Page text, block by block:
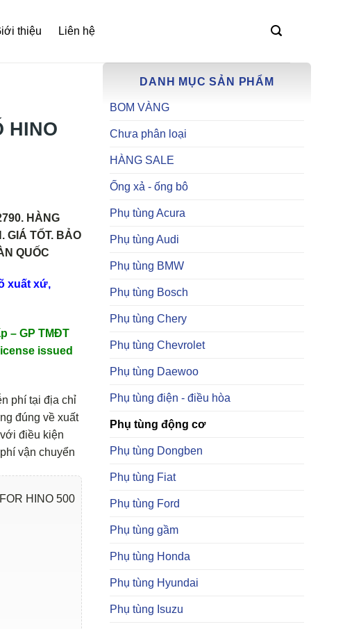
thiệu Liên hệ
DANH MỤC SẢN PHẨM
BOM VÀNG
Chưa phân loại
HÀNG SALE
Ống xả - ống bô
Phụ tùng Acura
Phụ tùng Audi
Phụ tùng BMW
Phụ tùng Bosch
Phụ tùng Chery
Phụ tùng Chevrolet
Phụ tùng Daewoo
Phụ tùng điện - điều hòa
Phụ tùng động cơ
Phụ tùng Dongben
Phụ tùng Fiat
Phụ tùng Ford
Phụ tùng gầm
Phụ tùng Honda
Phụ tùng Hyundai
Phụ tùng Isuzu
HINO
HÀNG
GIÁ TỐT. BẢO
QUỐC
xuất xứ,
– GP TMĐT
issued
phí tại địa chỉ
đúng về xuất
điều kiện
vận chuyển
HINO 500